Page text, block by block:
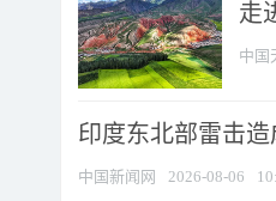
走
中国
印度东北部雷击
中国新闻网 2026-08-06